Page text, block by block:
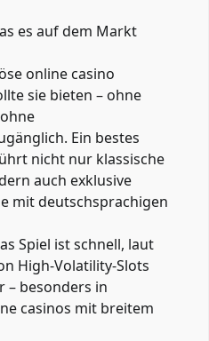
es auf dem Markt
online casino
sie bieten – ohne
Ein bestes
nicht nur klassische
auch exklusive
mit deutschsprachigen
Spiel ist schnell, laut
High-Volatility-Slots
– besonders in
casinos mit breitem